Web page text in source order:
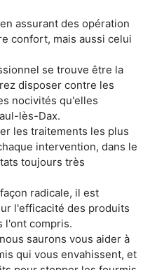
assurant des opération
confort, mais aussi celui
se trouve être la
disposer contre les
nocivités qu'elles
lès-Dax.
les traitements les plus
intervention, dans le
toujours très
radicale, il est
l'efficacité des produits
l'ont compris.
saurons vous aider à
qui vous envahissent, et